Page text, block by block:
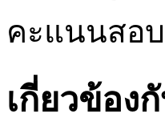
คะแนนสอ
เกี่ยวข้อ